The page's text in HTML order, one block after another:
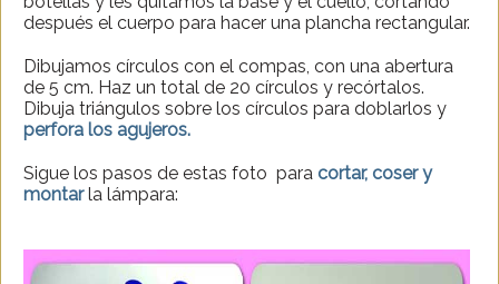
después el cuerpo para hacer una plancha rectangular.
Dibujamos círculos con el compas, con una abertura
de 5 cm. Haz un total de 20 círculos y recórtalos.
Dibuja triángulos sobre los círculos para doblarlos y
perfora los agujeros.
Sigue los pasos de estas foto para cortar, coser y
montarla lámpara: